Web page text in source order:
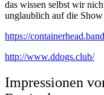
das wissen selbst wir
unglaublich auf die
https://
http://www.ddogs.club/
Impressionen